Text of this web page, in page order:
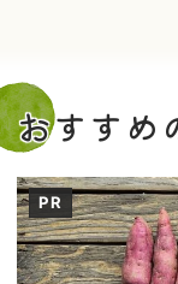
おすすめ
PR